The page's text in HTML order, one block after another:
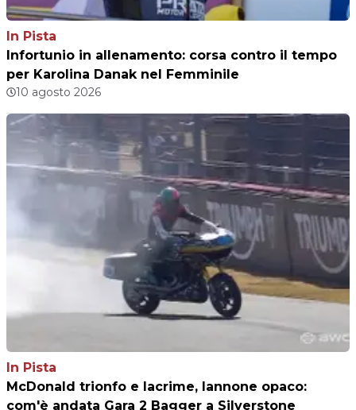
In Pista
Infortunio in allenamento: corsa contro il tempo
per Karolina Danak nel Femminile
10 agosto 2026
In Pista
McDonald trionfo e lacrime, Iannone opaco:
com'è andata Gara 2 Bagger a Silverstone